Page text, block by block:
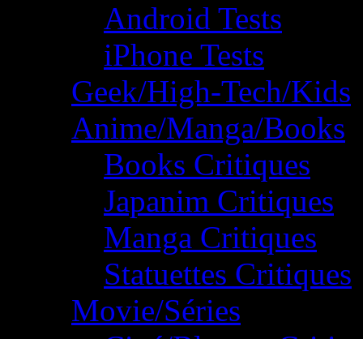
Android Tests
iPhone Tests
Geek/High-Tech/Kids
Anime/Manga/Books
Books Critiques
Japanim Critiques
Manga Critiques
Statuettes Critiques
Movie/Séries